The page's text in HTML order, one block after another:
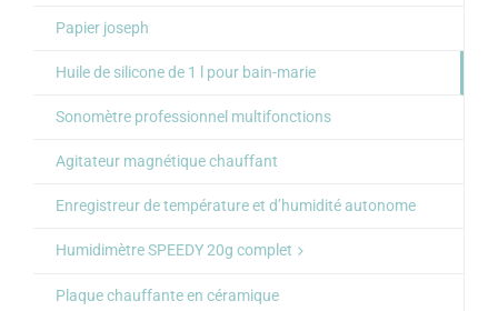
Papier joseph
Huile de silicone de 1 l pour bain-marie
Sonomètre professionnel multifonctions
Agitateur magnétique chauffant
Enregistreur de température et d’humidité autonome
Humidimètre SPEEDY 20g complet
Plaque chauffante en céramique